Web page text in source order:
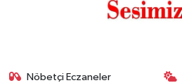
Nöbetçi Eczaneler